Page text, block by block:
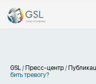
GSL / Пресс-центр /
бить тревогу?